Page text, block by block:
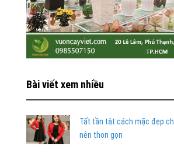
Bài viết xem nhiều
Tất tần tật cách mặc đẹp
nên thon gọn